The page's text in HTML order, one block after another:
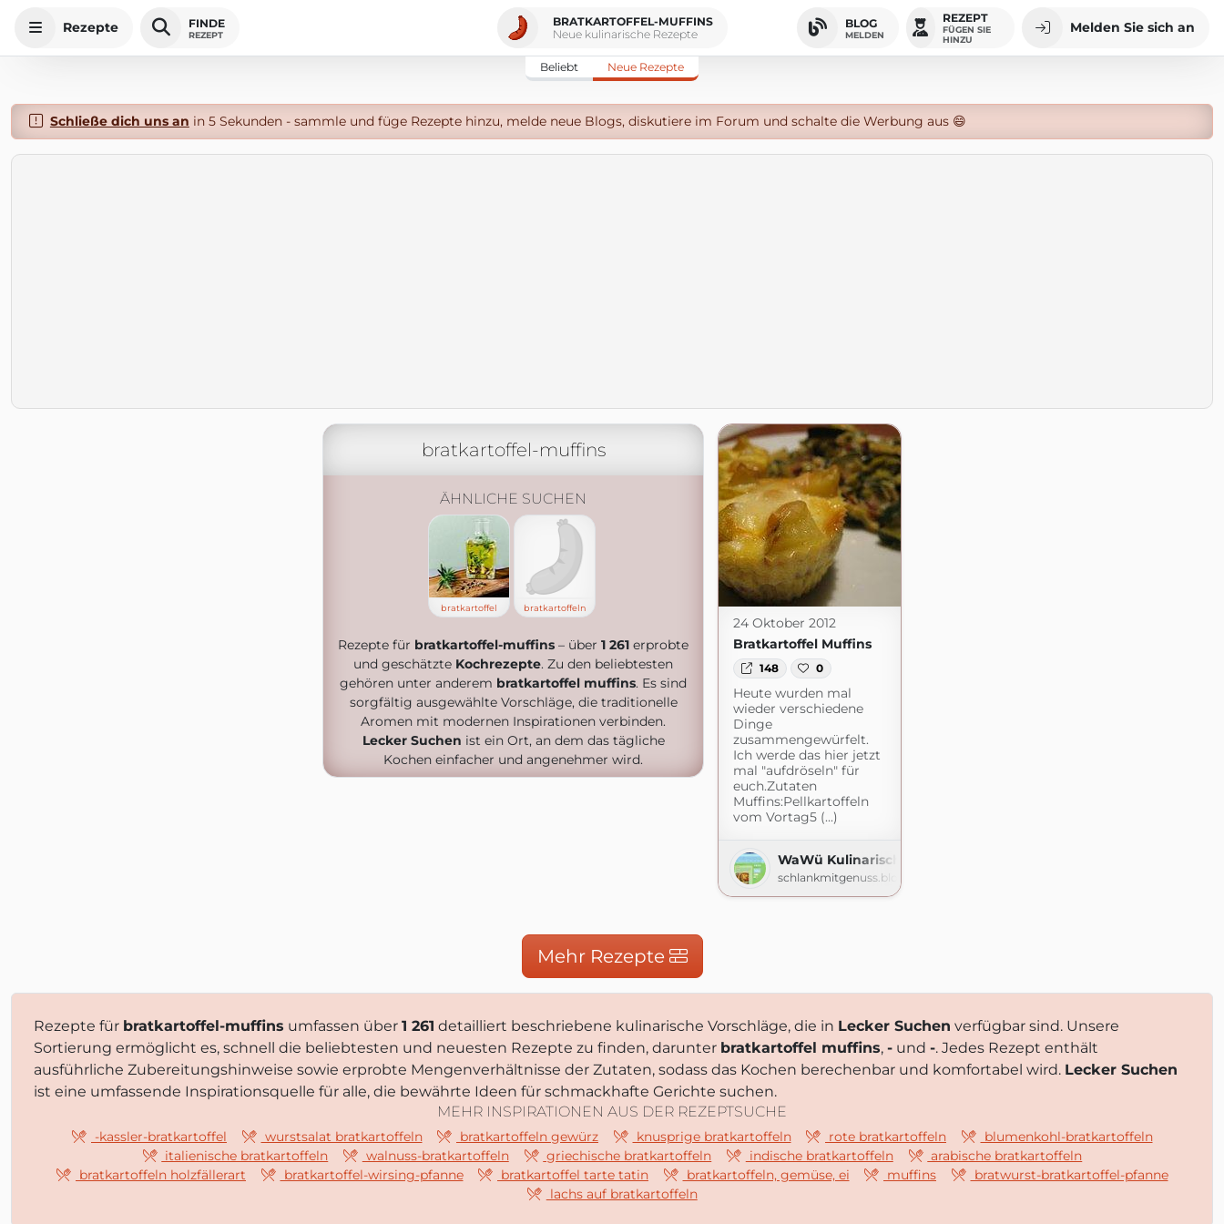
Rezepte FINDE
REZEPT
BRATKARTOFFEL-MUFFINS
Neue kulinarische Rezepte
BLOG
MELDEN
REZEPT
FÜGEN SIE
HINZU
Melden Sie sich an
Beliebt Neue Rezepte
Schließe dich uns an in 5 Sekunden - sammle und füge Rezepte hinzu, melde neue Blogs, diskutiere im Forum und schalte die Werbung aus 😄
bratkartoffel-muffins
ÄHNLICHE SUCHEN
bratkartoffel bratkartoffeln
Rezepte für bratkartoffel-muffins – über 1 261 erprobte
und geschätzte Kochrezepte. Zu den beliebtesten
gehören unter anderem bratkartoffel muffins. Es sind
sorgfältig ausgewählte Vorschläge, die traditionelle
Aromen mit modernen Inspirationen verbinden.
Lecker Suchen ist ein Ort, an dem das tägliche
Kochen einfacher und angenehmer wird.
24 Oktober 2012
Bratkartoffel Muffins
148 0
Heute wurden mal
wieder verschiedene
Dinge
zusammengewürfelt.
Ich werde das hier jetzt
mal "aufdröseln" für
euch.Zutaten
Muffins:Pellkartoffeln
vom Vortag5 (...)
WaWü Kulinarische Quälereien
schlankmitgenuss.blogspot.com
Mehr Rezepte
Rezepte für bratkartoffel-muffins umfassen über 1 261 detailliert beschriebene kulinarische Vorschläge, die in Lecker Suchen verfügbar sind. Unsere
Sortierung ermöglicht es, schnell die beliebtesten und neuesten Rezepte zu finden, darunter bratkartoffel muffins, - und -. Jedes Rezept enthält
ausführliche Zubereitungshinweise sowie erprobte Mengenverhältnisse der Zutaten, sodass das Kochen berechenbar und komfortabel wird. Lecker Suchen
ist eine umfassende Inspirationsquelle für alle, die bewährte Ideen für schmackhafte Gerichte suchen.
MEHR INSPIRATIONEN AUS DER REZEPTSUCHE
-kassler-bratkartoffel wurstsalat bratkartoffeln bratkartoffeln gewürz knusprige bratkartoffeln rote bratkartoffeln
blumenkohl-bratkartoffeln
italienische bratkartoffeln
walnuss-bratkartoffeln griechische bratkartoffeln indische bratkartoffeln
arabische bratkartoffeln
bratkartoffeln holzfällerart
bratkartoffel-wirsing-pfanne bratkartoffel tarte tatin bratkartoffeln, gemüse, ei muffins
bratwurst-bratkartoffel-pfanne
lachs auf bratkartoffeln